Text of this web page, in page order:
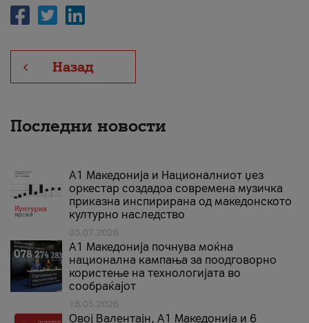
Назад
Последни новости
А1 Македонија и Националниот џез
оркестар создадоа современа музичка
приказна инспирирана од македонското
културно наследство
03.07.2026
A1 Македонија почнува моќна
национална кампања за поодговорно
користење на технологијата во
сообраќајот
18.05.2026
Овој Валентајн, A1 Македонија и 6